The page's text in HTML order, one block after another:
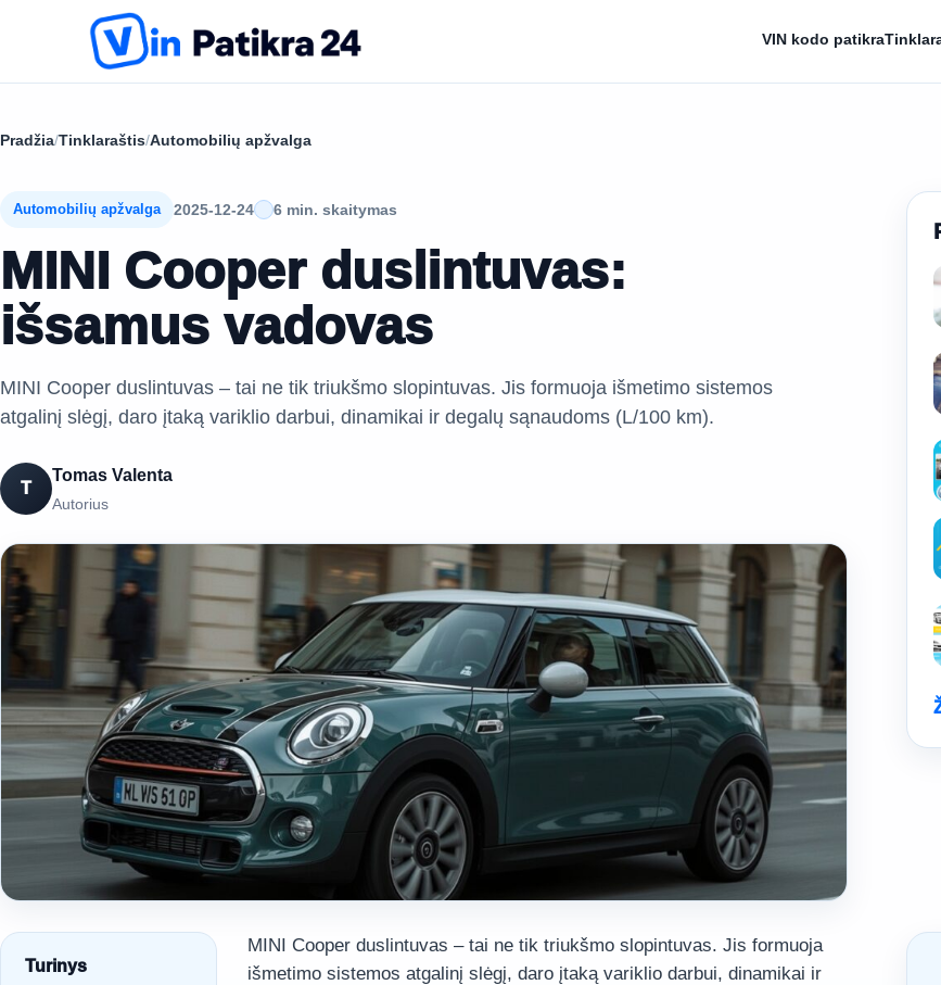
VIN kodo patikra
Pradžia/Tinklaraštis/Automobilių apžvalga
Automobilių apžvalga 2025-12-24 6 min. skaitymas
MINI Cooper duslintuvas:
išsamus vadovas
MINI Cooper duslintuvas – tai ne tik triukšmo slopintuvas. Jis formuoja išmetimo sistemos
atgalinį slėgį, daro įtaką variklio darbui, dinamikai ir degalų sąnaudoms (L/100 km).
T
Tomas Valenta
Autorius
Turinys
MINI Cooper duslintuvas – tai ne tik triukšmo slopintuvas. Jis formuoja
išmetimo sistemos atgalinį slėgį, daro įtaką variklio darbui, dinamikai ir